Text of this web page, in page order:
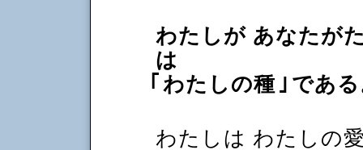
わたしが あなたが
は
｢ わたしの種 ｣ であ
わたしは わたしの